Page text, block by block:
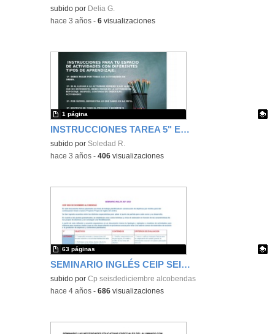
Contenido educativo.
subido por Delia G.
-hace 3 años -6 visualizaciones
INSTRUCCIONES TAREA 5" EL ÁRBOL DE MI CLASE"
Contenido educativo.
subido por Soledad R.
1 página
-hace 3 años -406 visualizaciones
SEMINARIO INGLÉS CEIP SEIS DE DICIEMBRE ALCOBENDAS 2021 2022
Contenido educativo.
subido porCp seisdediciembre alcobendas
63 páginas
-hace 4 años -686 visualizaciones